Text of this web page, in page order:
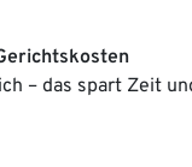
– das spart Zeit